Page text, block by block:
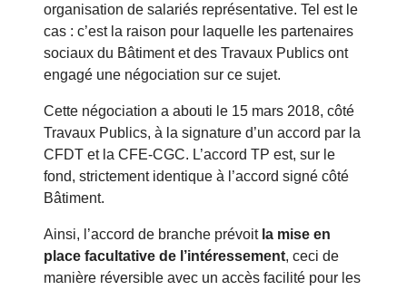
organisation de salariés représentative. Tel est le
cas : c’est la raison pour laquelle les partenaires
sociaux du Bâtiment et des Travaux Publics ont
engagé une négociation sur ce sujet.
Cette négociation a abouti le 15 mars 2018, côté
Travaux Publics, à la signature d’un accord par la
CFDT et la CFE-CGC. L’accord TP est, sur le
fond, strictement identique à l’accord signé côté
Bâtiment.
Ainsi, l’accord de branche prévoit la mise en
place facultative de l’intéressement, ceci de
manière réversible avec un accès facilité pour les